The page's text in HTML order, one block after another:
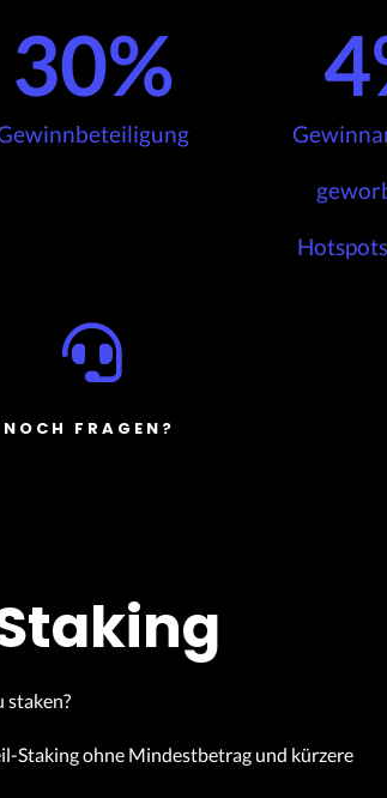
30% 4
NOCH FRAGEN?
staken?
Staking ohne Mindestbetrag und kürzere